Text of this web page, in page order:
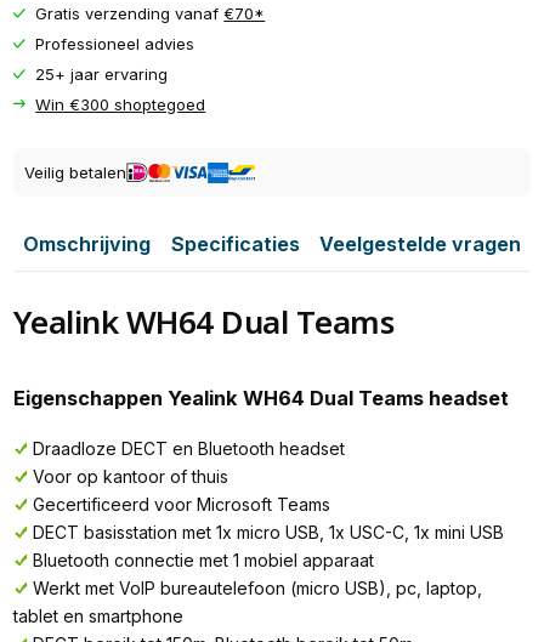
Gratis verzending vanaf€70*
Professioneel advies
25+ jaar ervaring
Win €300 shoptegoed
Veilig betalen
Omschrijving Specificaties Veelgestelde vragen
Yealink WH64 Dual Teams
Eigenschappen Yealink WH64 Dual Teams headset
Draadloze DECT en Bluetooth headset
Voor op kantoor of thuis
Gecertificeerd voor Microsoft Teams
DECT basisstation met 1x micro USB, 1x USC-C, 1x mini USB
Bluetooth connectie met 1 mobiel apparaat
Werkt met VoIP bureautelefoon (micro USB), pc, laptop,
tablet en smartphone